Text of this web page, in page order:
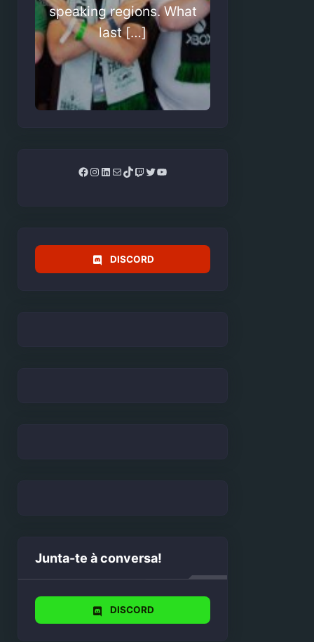
speaking regions. What
last […]
Facebook
Instagram
LinkedIn
MailTikTok
Twitch
Twitter
YouTube
DISCORD
Junta-te à conversa!
DISCORD